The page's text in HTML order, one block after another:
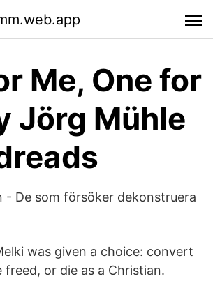
Me, One for
Jörg Mühle
- De som försöker dekonstruera
was given a choice: convert
freed, or die as a Christian.